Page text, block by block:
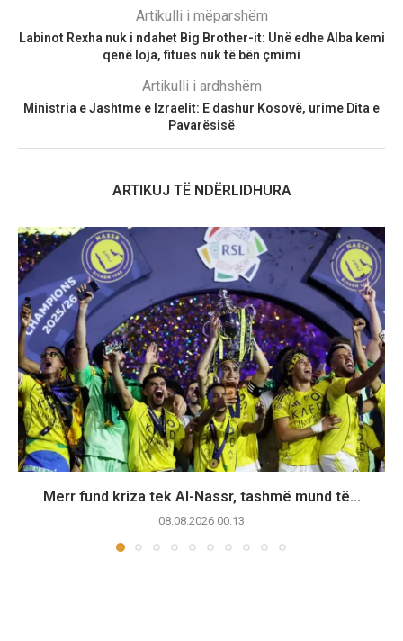
Artikulli i mëparshëm
Labinot Rexha nuk i ndahet Big Brother-it: Unë edhe Alba kemi
qenë loja, fitues nuk të bën çmimi
Artikulli i ardhshëm
Ministria e Jashtme e Izraelit: E dashur Kosovë, urime Dita e
Pavarësisë
ARTIKUJ TË NDËRLIDHURA
Merr fund kriza tek Al-Nassr, tashmë mund të...
08.08.2026 00:13